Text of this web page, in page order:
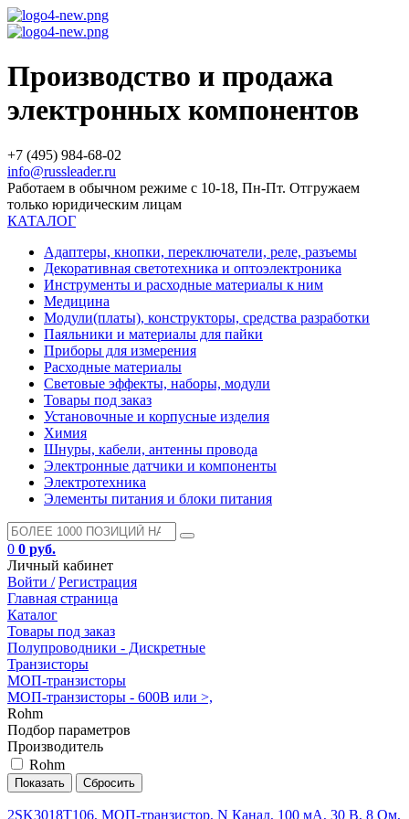
Производство и продажа
электронных компонентов
+7 (495) 984-68-02
info@russleader.ru
Работаем в обычном режиме с 10-18, Пн-Пт. Отгружаем
только юридическим лицам
КАТАЛОГ
Адаптеры, кнопки, переключатели, реле, разъемы
Декоративная светотехника и оптоэлектроника
Инструменты и расходные материалы к ним
Медицина
Модули(платы), конструкторы, средства разработки
Паяльники и материалы для пайки
Приборы для измерения
Расходные материалы
Световые эффекты, наборы, модули
Товары под заказ
Установочные и корпусные изделия
Химия
Шнуры, кабели, антенны провода
Электронные датчики и компоненты
Электротехника
Элементы питания и блоки питания
0 0 руб.
Личный кабинет
Войти / Регистрация
Главная страница
Каталог
Товары под заказ
Полупроводники - Дискретные
Транзисторы
МОП-транзисторы
МОП-транзисторы - 600В или >,
Rohm
Подбор параметров
Производитель
Rohm
2SK3018T106, МОП-транзистор, N Канал, 100 мА, 30 В, 8 Ом,